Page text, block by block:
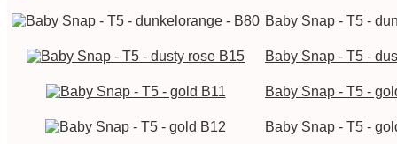
Baby Snap - T5 -
Baby Snap - T5 -
Baby Snap - T5 -
Baby Snap - T5 -